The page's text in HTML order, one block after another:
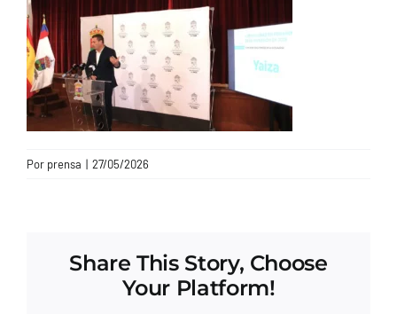
CONTACTO
Por prensa | 27/05/2026
Share This Story, Choose
Your Platform!